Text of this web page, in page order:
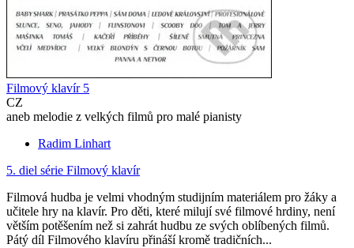
Filmový klavír 5
CZ
aneb melodie z velkých filmů pro malé pianisty
Radim Linhart
5. diel série Filmový klavír
Filmová hudba je velmi vhodným studijním materiálem pro žáky a
učitele hry na klavír. Pro děti, které milují své filmové hrdiny, není
větším potěšením než si zahrát hudbu ze svých oblíbených filmů.
Pátý díl Filmového klavíru přináší kromě tradičních...